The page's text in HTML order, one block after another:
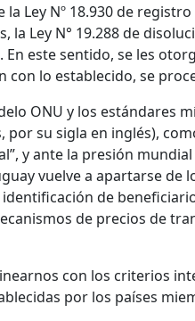
la Ley Nº 18.930 de
la Ley N° 19.288 de
este sentido, se les
con lo establecido, se
ONU y los estándares
por su sigla en inglés),
y ante la presión
vuelve a apartarse de
de
de precios de
con los criterios
por los países